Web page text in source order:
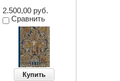
2.500,00 руб.
Сравнить
Купить